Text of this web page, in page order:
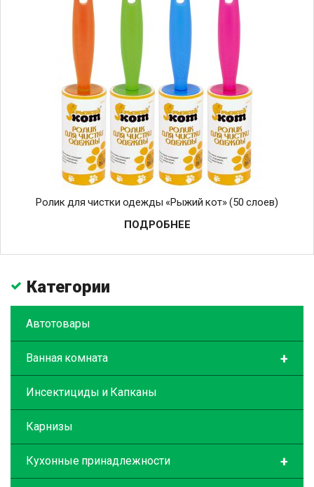
Ролик для чистки одежды «Рыжий кот» (50 слоев)
ПОДРОБНЕЕ
Категории
Автотовары
+
Ванная комната
Инсектициды и Капканы
Карнизы
+
Кухонные принадлежности